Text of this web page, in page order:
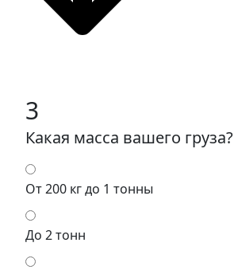
3
Какая масса вашего груза?
От 200 кг до 1 тонны
До 2 тонн